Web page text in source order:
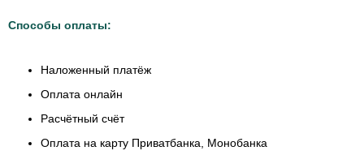
Способы оплаты:
Наложенный платёж
Оплата онлайн
Расчётный счёт
Оплата на карту Приватбанка, Монобанка